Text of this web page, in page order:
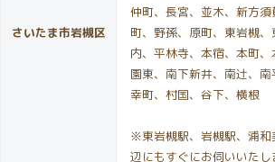
さいたま市岩槻区
仲町、長宮、並木、新方
町、野孫、原町、東岩槻
内、平林寺、本宿、本町
園東、南下新井、南辻、
幸町、村国、谷下、横根
※東岩槻駅、岩槻駅、浦和
辺にもすぐにお伺いいたし